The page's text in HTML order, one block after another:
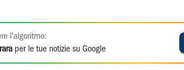
l'algoritmo:
per le tue notizie su Google